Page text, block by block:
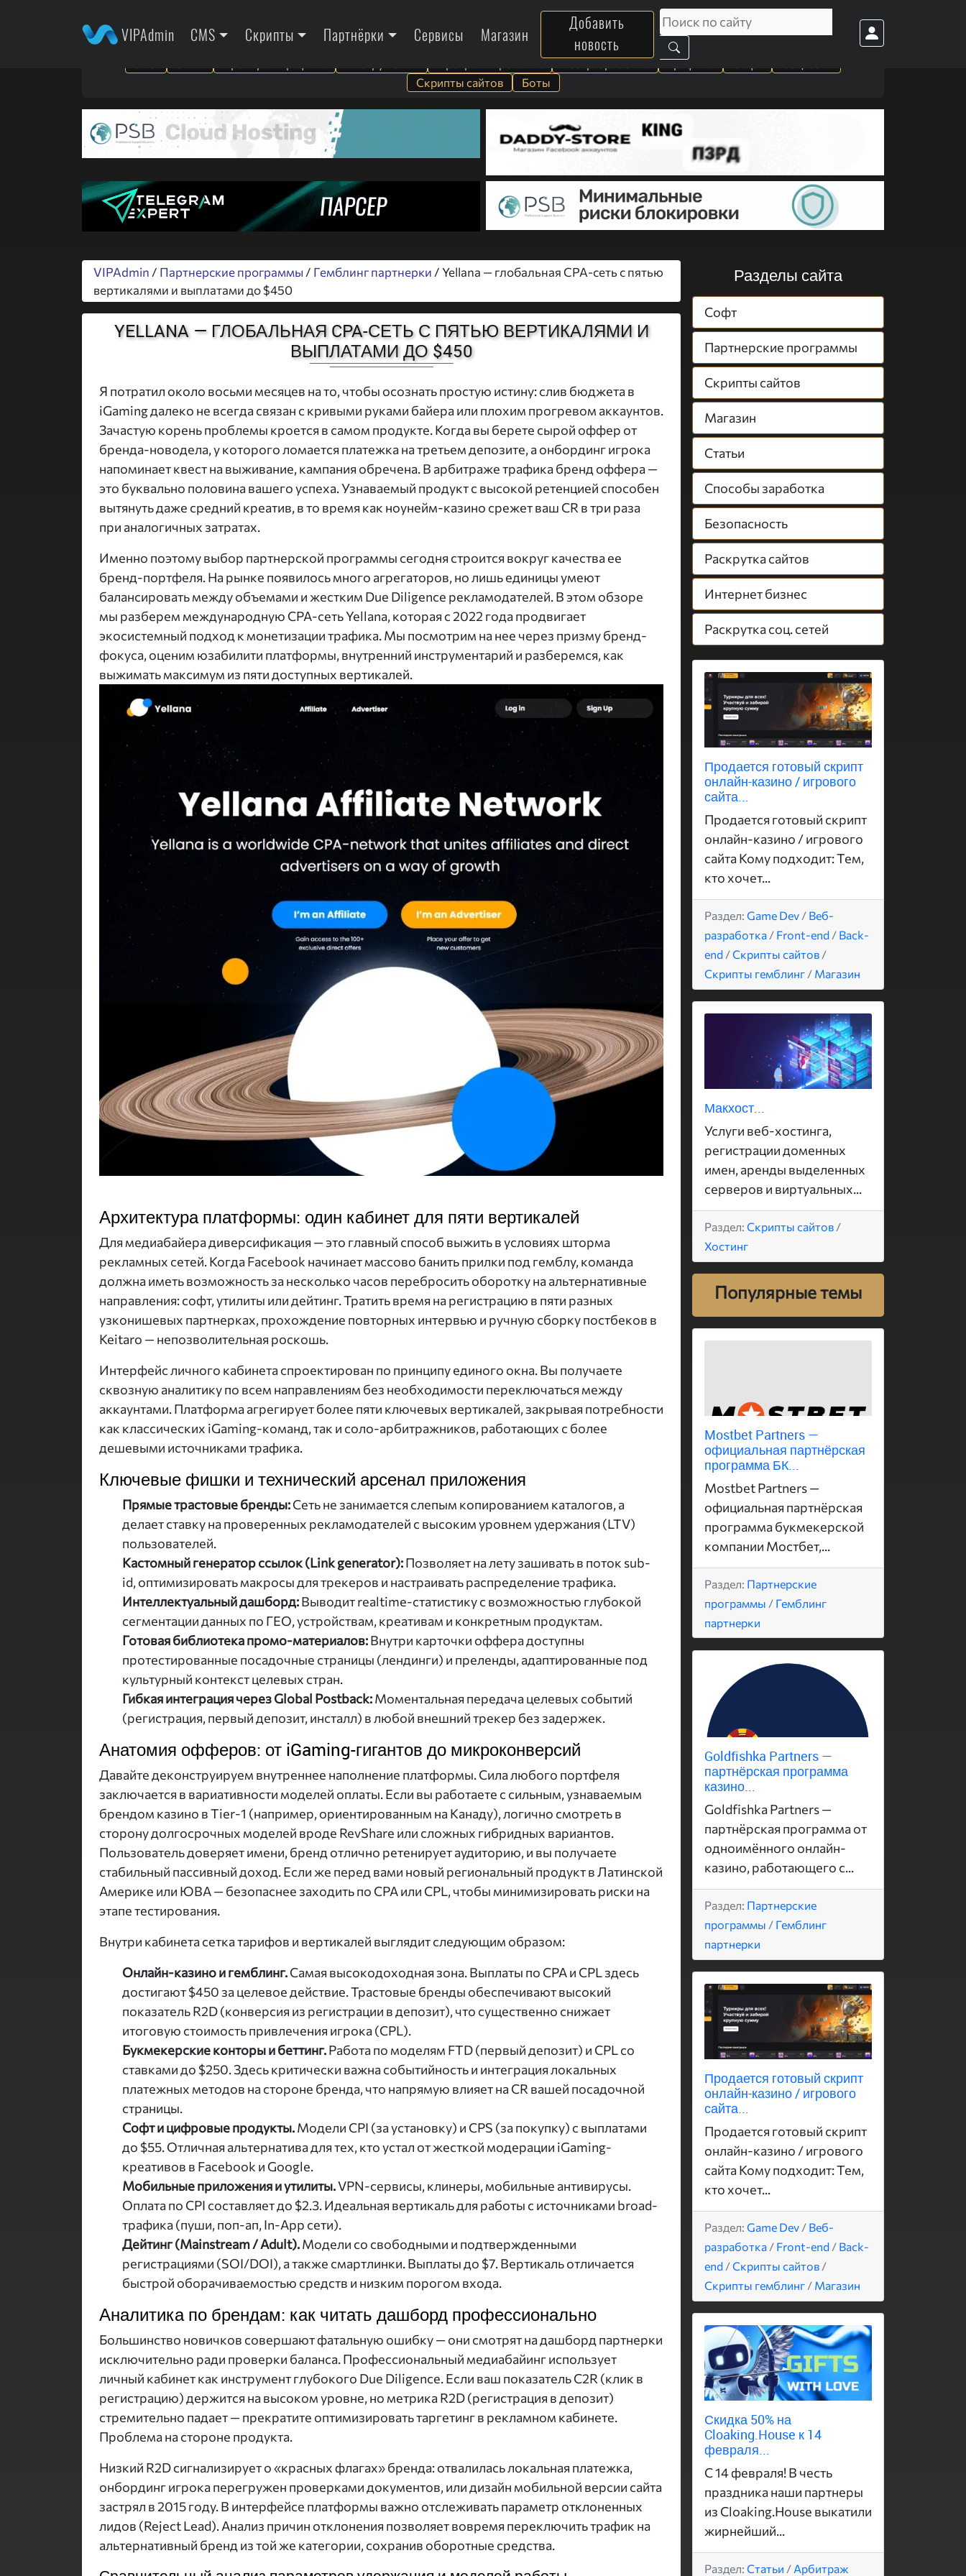
VIPAdmin CMS Скрипты Партнёрки Сервисы Магазин
Добавить
новость
Графика
Скрипты сайтов
Боты
VIPAdmin / Партнерские программы / Гемблинг партнерки / Yellana — глобальная CPA-сеть с пятью
вертикалями и выплатами до $450
YELLANA — ГЛОБАЛЬНАЯ CPA-СЕТЬ С ПЯТЬЮ ВЕРТИКАЛЯМИ И
ВЫПЛАТАМИ ДО $450
Я потратил около восьми месяцев на то, чтобы осознать простую истину: слив бюджета в
iGaming далеко не всегда связан с кривыми руками байера или плохим прогревом аккаунтов.
Зачастую корень проблемы кроется в самом продукте. Когда вы берете сырой оффер от
бренда-новодела, у которого ломается платежка на третьем депозите, а онбординг игрока
напоминает квест на выживание, кампания обречена. В арбитраже трафика бренд оффера —
это буквально половина вашего успеха. Узнаваемый продукт с высокой ретенцией способен
вытянуть даже средний креатив, в то время как ноунейм-казино срежет ваш CR в три раза
при аналогичных затратах.
Именно поэтому выбор партнерской программы сегодня строится вокруг качества ее
бренд-портфеля. На рынке появилось много агрегаторов, но лишь единицы умеют
балансировать между объемами и жестким Due Diligence рекламодателей. В этом обзоре
мы разберем международную CPA-сеть Yellana, которая с 2022 года продвигает
экосистемный подход к монетизации трафика. Мы посмотрим на нее через призму бренд-
фокуса, оценим юзабилити платформы, внутренний инструментарий и разберемся, как
выжимать максимум из пяти доступных вертикалей.
Архитектура платформы: один кабинет для пяти вертикалей
Для медиабайера диверсификация — это главный способ выжить в условиях шторма
рекламных сетей. Когда Facebook начинает массово банить прилки под гемблу, команда
должна иметь возможность за несколько часов перебросить оборотку на альтернативные
направления: софт, утилиты или дейтинг. Тратить время на регистрацию в пяти разных
узконишевых партнерках, прохождение повторных интервью и ручную сборку постбеков в
Keitaro — непозволительная роскошь.
Интерфейс личного кабинета спроектирован по принципу единого окна. Вы получаете
сквозную аналитику по всем направлениям без необходимости переключаться между
аккаунтами. Платформа агрегирует более пяти ключевых вертикалей, закрывая потребности
как классических iGaming-команд, так и соло-арбитражников, работающих с более
дешевыми источниками трафика.
Ключевые фишки и технический арсенал приложения
Прямые трастовые бренды:Сеть не занимается слепым копированием каталогов, а
делает ставку на проверенных рекламодателей с высоким уровнем удержания (LTV)
пользователей.
Кастомный генератор ссылок (Link generator):Позволяет на лету зашивать в поток sub-
id, оптимизировать макросы для трекеров и настраивать распределение трафика.
Интеллектуальный дашборд:Выводит realtime-статистику с возможностью глубокой
сегментации данных по ГЕО, устройствам, креативам и конкретным продуктам.
Готовая библиотека промо-материалов:Внутри карточки оффера доступны
протестированные посадочные страницы (лендинги) и преленды, адаптированные под
культурный контекст целевых стран.
Гибкая интеграция через Global Postback:Моментальная передача целевых событий
(регистрация, первый депозит, инсталл) в любой внешний трекер без задержек.
Анатомия офферов: от iGaming-гигантов до микроконверсий
Давайте деконструируем внутреннее наполнение платформы. Сила любого портфеля
заключается в вариативности моделей оплаты. Если вы работаете с сильным, узнаваемым
брендом казино в Tier-1 (например, ориентированным на Канаду), логично смотреть в
сторону долгосрочных моделей вроде RevShare или сложных гибридных вариантов.
Пользователь доверяет имени, бренд отлично ретенирует аудиторию, и вы получаете
стабильный пассивный доход. Если же перед вами новый региональный продукт в Латинской
Америке или ЮВА — безопаснее заходить по CPA или CPL, чтобы минимизировать риски на
этапе тестирования.
Внутри кабинета сетка тарифов и вертикалей выглядит следующим образом:
Онлайн-казино и гемблинг.Самая высокодоходная зона. Выплаты по CPA и CPL здесь
достигают $450 за целевое действие. Трастовые бренды обеспечивают высокий
показатель R2D (конверсия из регистрации в депозит), что существенно снижает
итоговую стоимость привлечения игрока (CPL).
Букмекерские конторы и беттинг.Работа по моделям FTD (первый депозит) и CPL со
ставками до $250. Здесь критически важна событийность и интеграция локальных
платежных методов на стороне бренда, что напрямую влияет на CR вашей посадочной
страницы.
Софт и цифровые продукты.Модели CPI (за установку) и CPS (за покупку) с выплатами
до $55. Отличная альтернатива для тех, кто устал от жесткой модерации iGaming-
креативов в Facebook и Google.
Мобильные приложения и утилиты.VPN-сервисы, клинеры, мобильные антивирусы.
Оплата по CPI составляет до $2.3. Идеальная вертикаль для работы с источниками broad-
трафика (пуши, поп-ап, In-App сети).
Дейтинг (Mainstream / Adult).Модели со свободными и подтвержденными
регистрациями (SOI/DOI), а также смартлинки. Выплаты до $7. Вертикаль отличается
быстрой оборачиваемостью средств и низким порогом входа.
Аналитика по брендам: как читать дашборд профессионально
Большинство новичков совершают фатальную ошибку — они смотрят на дашборд партнерки
исключительно ради проверки баланса. Профессиональный медиабайинг использует
личный кабинет как инструмент глубокого Due Diligence. Если ваш показатель C2R (клик в
регистрацию) держится на высоком уровне, но метрика R2D (регистрация в депозит)
стремительно падает — прекратите оптимизировать таргетинг в рекламном кабинете.
Проблема на стороне продукта.
Низкий R2D сигнализирует о «красных флагах» бренда: отвалилась локальная платежка,
онбординг игрока перегружен проверками документов, или дизайн мобильной версии сайта
застрял в 2015 году. В интерфейсе платформы важно отслеживать параметр отклоненных
лидов (Reject Lead). Анализ причин отклонения позволяет вовремя переключить трафик на
альтернативный бренд из той же категории, сохранив оборотные средства.
Разделы сайта
Софт
Партнерские программы
Скрипты сайтов
Магазин
Статьи
Способы заработка
Безопасность
Раскрутка сайтов
Интернет бизнес
Раскрутка соц. сетей
Продается готовый скрипт
онлайн-казино / игрового
сайта...
Продается готовый скрипт
онлайн-казино / игрового
сайта Кому подходит: Тем,
кто хочет...
Раздел: Game Dev / Веб-
разработка / Front-end / Back-
end /Скрипты сайтов /
Скрипты гемблинг / Магазин
Макхост...
Услуги веб-хостинга,
регистрации доменных
имен, аренды выделенных
серверов и виртуальных...
Раздел: Скрипты сайтов /
Хостинг
Популярные темы
Mostbet Partners —
официальная партнёрская
программа БК...
Mostbet Partners —
официальная партнёрская
программа букмекерской
компании Мостбет,...
Раздел: Партнерские
программы / Гемблинг
партнерки
Goldfishka Partners —
партнёрская программа
казино...
Goldfishka Partners —
партнёрская программа от
одноимённого онлайн-
казино, работающего с...
Раздел: Партнерские
программы / Гемблинг
партнерки
Продается готовый скрипт
онлайн-казино / игрового
сайта...
Продается готовый скрипт
онлайн-казино / игрового
сайта Кому подходит: Тем,
кто хочет...
Раздел: Game Dev / Веб-
разработка / Front-end / Back-
end /Скрипты сайтов /
Скрипты гемблинг / Магазин
Скидка 50% на
Cloaking.House к 14
февраля...
С 14 февраля! В честь
праздника наши партнеры
из Cloaking.House выкатили
жирнейший...
Раздел: Статьи / Арбитраж